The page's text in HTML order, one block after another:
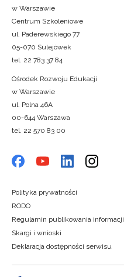
w Warszawie
Centrum Szkoleniowe
ul. Paderewskiego 77
05-070 Sulejówek
tel. 22 783 37 84
Ośrodek Rozwoju Edukacji
w Warszawie
ul. Polna 46A
00-644 Warszawa
tel. 22 570 83 00
Polityka prywatności
RODO
Regulamin publikowania informacji
Skargi i wnioski
Deklaracja dostępności serwisu